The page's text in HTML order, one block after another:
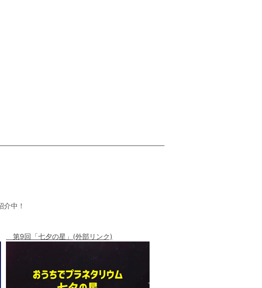
中！
第9回「七夕の星」(外部リンク)